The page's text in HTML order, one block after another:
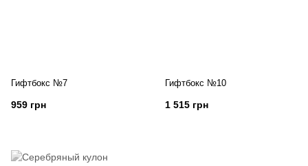
Гифтбокс №7
959 грн
Гифтбокс №10
1 515 грн